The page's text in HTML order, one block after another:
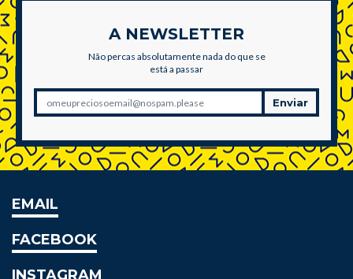
A NEWSLETTER
Não percas absolutamente nada do que se
está a passar
Enviar
EMAIL
FACEBOOK
INSTAGRAM